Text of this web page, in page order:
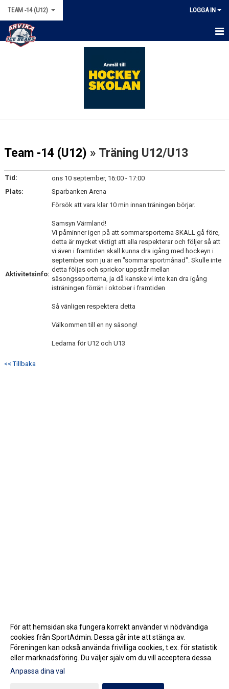
TEAM -14 (U12) LOGGA IN
BÖRJA SPELA HOCKEY!
Team -14 (U12) » Träning U12/U13
Tid:
ons 10 september, 16:00 - 17:00
Plats:
Sparbanken Arena
Aktivitetsinfo:
Försök att vara klar 10 min innan träningen börjar.
Samsyn Värmland!
Vi påminner igen på att sommarsporterna SKALL gå före,
detta är mycket viktigt att alla respekterar och följer så att
vi även i framtiden skall kunna dra igång med hockeyn i
september som ju är en "sommarsportmånad". Skulle inte
detta följas och sprickor uppstår mellan
säsongssporterna, ja då kanske vi inte kan dra igång
isträningen förrän i oktober i framtiden
Så vänligen respektera detta
Välkommen till en ny säsong!
Ledarna för U12 och U13
<< Tillbaka
Gå till Webbversion
För att hemsidan ska fungera korrekt använder vi nödvändiga
cookies från SportAdmin. Dessa går inte att stänga av.
Föreningen kan också använda frivilliga cookies, t.ex. för statistik
eller marknadsföring. Du väljer själv om du vill acceptera dessa.
Anpassa dina val